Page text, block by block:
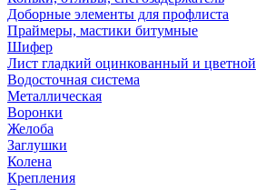
Доборные элементы для профлиста
Праймеры, мастики битумные
Шифер
Лист гладкий оцинкованный и цветной
Водосточная система
Металлическая
Воронки
Желоба
Заглушки
Колена
Крепления